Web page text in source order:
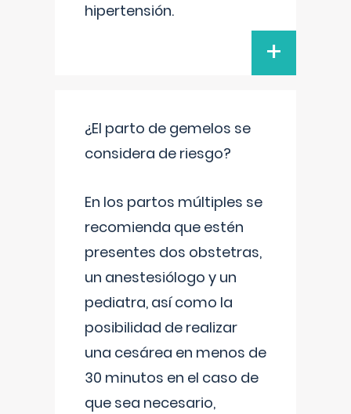
hipertensión.
+
¿El parto de gemelos se
considera de riesgo?
En los partos múltiples se
recomienda que estén
presentes dos obstetras,
un anestesiólogo y un
pediatra, así como la
posibilidad de realizar
una cesárea en menos de
30 minutos en el caso de
que sea necesario,